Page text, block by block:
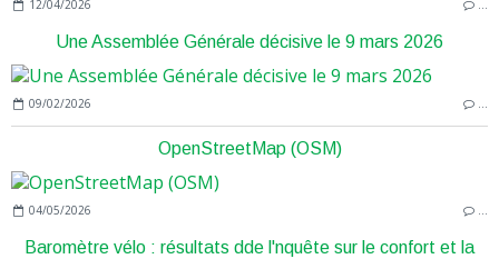
12/04/2026 …
Une Assemblée Générale décisive le 9 mars 2026
09/02/2026 …
OpenStreetMap (OSM)
04/05/2026 …
Baromètre vélo : résultats dde l'nquête sur le confort et la